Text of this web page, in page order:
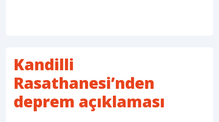
Kandilli
Rasathanesi’nden
deprem açıklaması